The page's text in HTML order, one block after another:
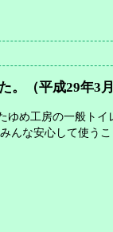
。（平成29年3月
ゆめ工房の一般トイ
んな安心して使う